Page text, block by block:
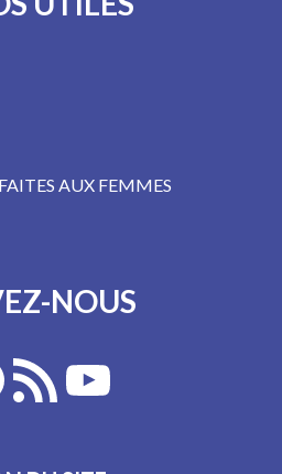
AUX FEMMES
NOUS